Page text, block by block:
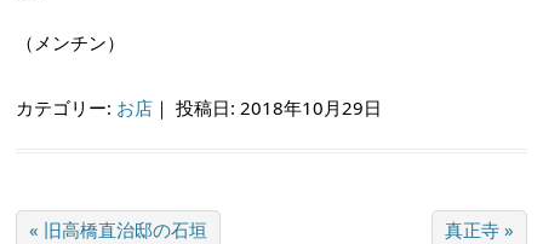
（メンチン）
カテゴリー: お店 ｜投稿日: 2018年10月29日
« 旧高橋直治邸の石垣 真正寺 »